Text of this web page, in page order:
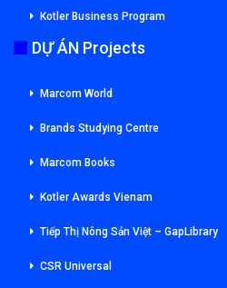
Kotler Business Program
DỰ ÁN Projects
Marcom World
Brands Studying Centre
Marcom Books
Kotler Awards Vienam
Tiếp Thị Nông Sản Việt – GapLibrary
CSR Universal